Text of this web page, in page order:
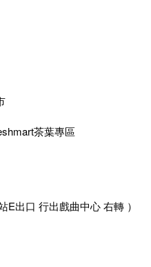
茶葉專區
出口 行出戲曲中心 右轉 ）